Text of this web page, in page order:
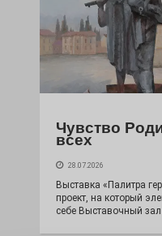
Чувство
всех
28.07.2026
Выставка «Палитра
проект, на который
себе Выставочный